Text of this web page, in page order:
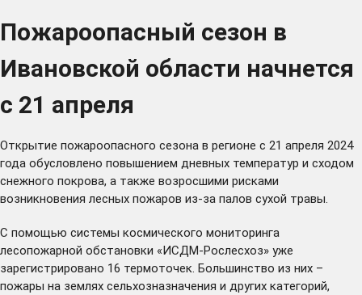
Пожароопасный сезон в
Ивановской области начнется
с 21 апреля
Открытие пожароопасного сезона в регионе с 21 апреля 2024
года обусловлено повышением дневных температур и сходом
снежного покрова, а также возросшими рисками
возникновения лесных пожаров из-за палов сухой травы.
С помощью системы космического мониторинга
лесопожарной обстановки «ИСДМ-Рослесхоз» уже
зарегистрировано 16 термоточек. Большинство из них –
пожары на землях сельхозназначения и других категорий,